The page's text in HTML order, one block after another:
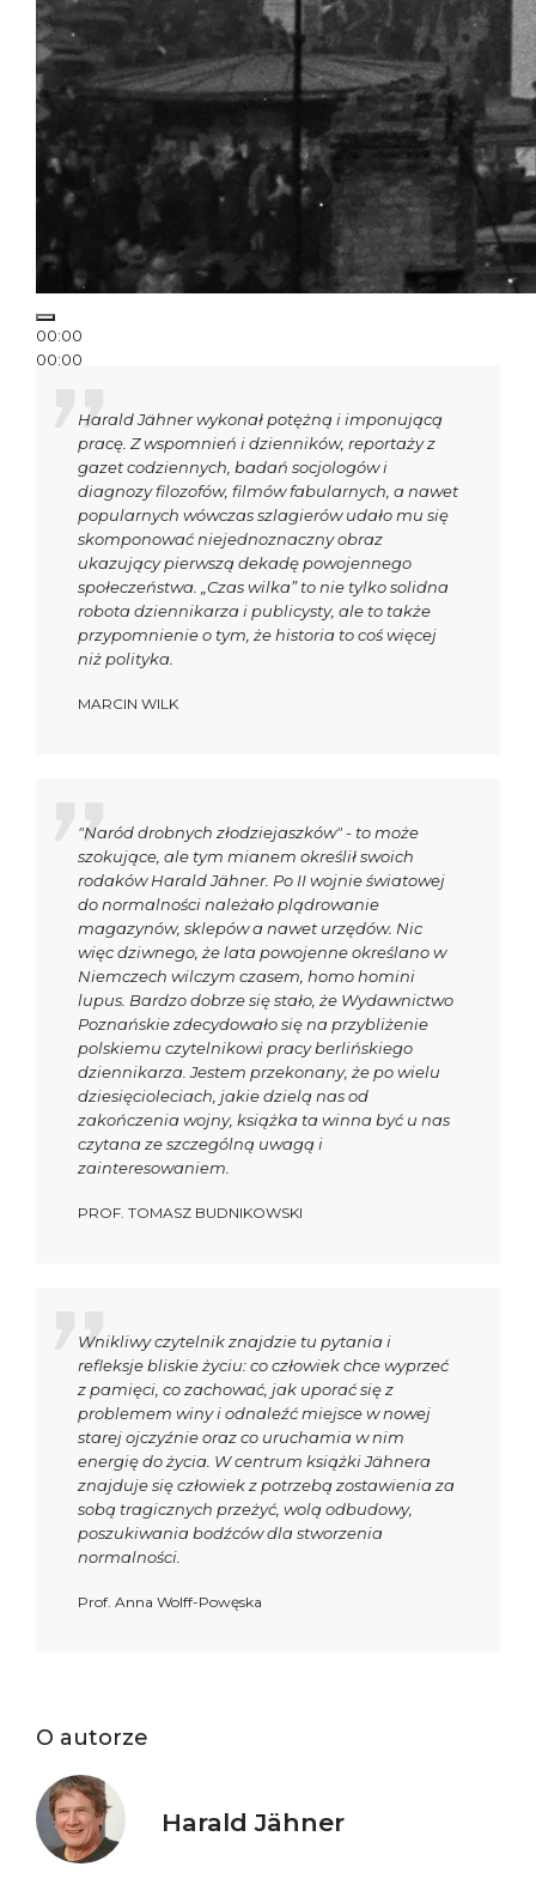
00:00
00:00
Harald Jähner wykonał potężną i imponującą
pracę. Z wspomnień i dzienników, reportaży z
gazet codziennych, badań socjologów i
diagnozy filozofów, filmów fabularnych, a nawet
popularnych wówczas szlagierów udało mu się
skomponować niejednoznaczny obraz
ukazujący pierwszą dekadę powojennego
społeczeństwa. „Czas wilka” to nie tylko solidna
robota dziennikarza i publicysty, ale to także
przypomnienie o tym, że historia to coś więcej
niż polityka.
MARCIN WILK
"Naród drobnych złodziejaszków" - to może
szokujące, ale tym mianem określił swoich
rodaków Harald Jähner. Po II wojnie światowej
do normalności należało plądrowanie
magazynów, sklepów a nawet urzędów. Nic
więc dziwnego, że lata powojenne określano w
Niemczech wilczym czasem, homo homini
lupus. Bardzo dobrze się stało, że Wydawnictwo
Poznańskie zdecydowało się na przybliżenie
polskiemu czytelnikowi pracy berlińskiego
dziennikarza. Jestem przekonany, że po wielu
dziesięcioleciach, jakie dzielą nas od
zakończenia wojny, książka ta winna być u nas
czytana ze szczególną uwagą i
zainteresowaniem.
PROF. TOMASZ BUDNIKOWSKI
Wnikliwy czytelnik znajdzie tu pytania i
refleksje bliskie życiu: co człowiek chce wyprzeć
z pamięci, co zachować, jak uporać się z
problemem winy i odnaleźć miejsce w nowej
starej ojczyźnie oraz co uruchamia w nim
energię do życia. W centrum książki Jähnera
znajduje się człowiek z potrzebą zostawienia za
sobą tragicznych przeżyć, wolą odbudowy,
poszukiwania bodźców dla stworzenia
normalności.
Prof. Anna Wolff-Powęska
O autorze
Harald Jähner